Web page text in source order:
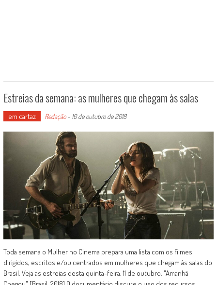
Estreias da semana: as mulheres que chegam às salas
em cartaz Redação- 10 de outubro de 2018
Toda semana o Mulher no Cinema prepara uma lista com os filmes
dirigidos, escritos e/ou centrados em mulheres que chegam às salas do
Brasil. Veja as estreias desta quinta-feira, 11 de outubro. "Amanhã